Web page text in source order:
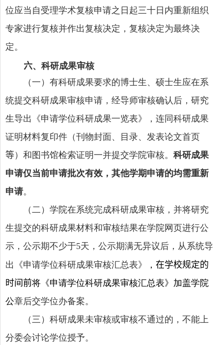
位应当自受理学术复核申请之日起三十日内重新组织
专家进行复核并作出复核决定，复核决定为最终决
定。
六、科研成果审核
（一）有科研成果要求的博士生、硕士生应在系
统提交科研成果审核申请，经导师审核确认后，研究
生导出《申请学位科研成果一览表》，连同科研成果
证明材料复印件（刊物封面、目录、发表论文首页
等）和图书馆检索证明一并提交学院审核。 科研成果
申请仅当前申请批次有效， 其他学期申请的均需重新
申请。
（二）学院在系统完成科研成果审核，并将研究
生提交的科研成果材料和审核结果在学院网页进行公
示，公示期不少于5天，公示期满无异议后，从系统导
出《申请学位科研成果审核汇总表》
， 在学校规定的
时间前将《申请学位科研成果审核汇总表》加盖学院
公章后交学位办备案。
（三）科研成果未审核或审核不通过的，不能上
分委会讨论学位授予。